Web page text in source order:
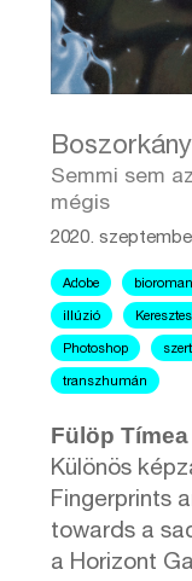
Semmi sem
mégis
2020.
Adobe
illúzió
Photoshop
transzhumán
Fülöp Tímea
Különös
Fingerprints
towards a
a Horizont